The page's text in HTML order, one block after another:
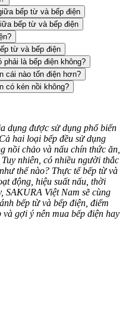
bếp từ và bếp điện
bếp từ và bếp điện
từ và bếp điện
phải là bếp điện không?
cái nào tốn điện hơn?
có kén nồi không?
dụng được sử dụng phổ biến
hai loại bếp đều sử dụng
nồi chảo và nấu chín thức ăn,
nhiên, có nhiều người thắc
thế nào? Thực tế bếp từ và
động, hiệu suất nấu, thời
Việt Nam sẽ cùng
bếp từ và bếp điện, điểm
gợi ý nên mua bếp điện hay